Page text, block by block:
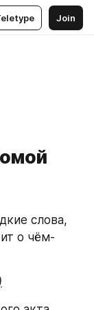
Join
слова,
о чём-